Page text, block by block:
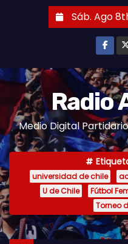
a
l
c
o
n
t
e
n
Sáb. Ago
Radio
Medio Digital
universidad de chile
U de Chile
Fútbol
Torneo